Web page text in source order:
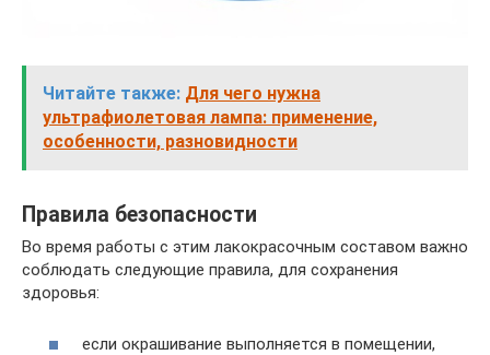
Читайте также: Для чего нужна
ультрафиолетовая лампа: применение,
особенности, разновидности
Правила безопасности
Во время работы с этим лакокрасочным составом важно
соблюдать следующие правила, для сохранения
здоровья:
если окрашивание выполняется в помещении,